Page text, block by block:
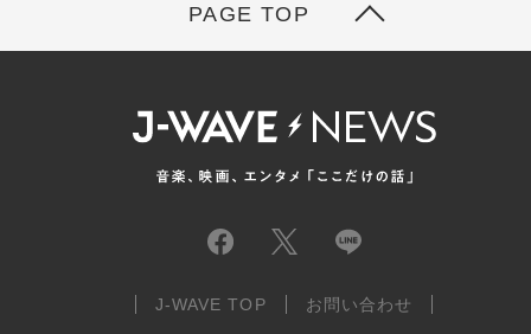
PAGE TOP
J-WAVE TOP お問い合わせ